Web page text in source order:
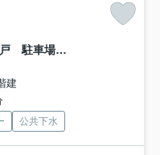
目黒区八雲3丁目住宅 床暖房 納戸 駐車場無料
建
公共下水